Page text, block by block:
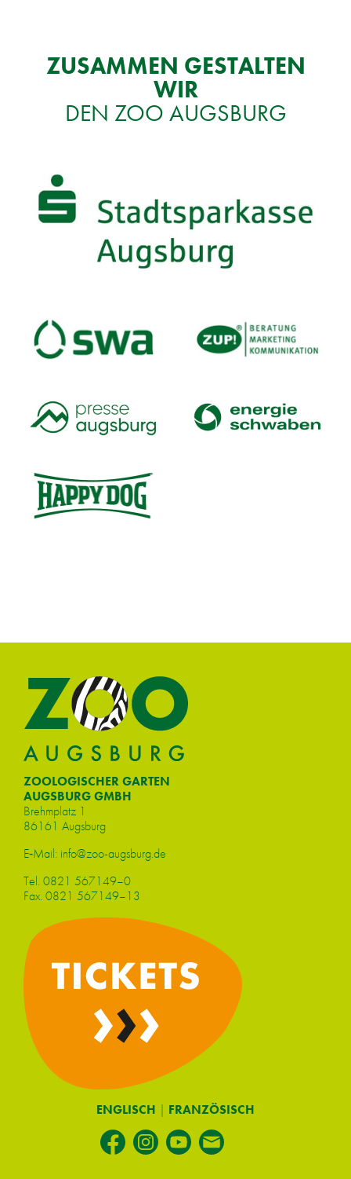
ZU­SAM­MEN GE­STAL­TEN
WIR
DEN ZOO AUGS­BURG
ZOOLOGISCHER GARTEN
AUGSBURG GMBH
Brehm­platz 1
86161 Augs­burg
E‑Mail: info@​zoo-​augsburg.​de
Tel. 0821 567149–0
Fax. 0821 567149–13
ENGLISCH | FRANZÖSISCH